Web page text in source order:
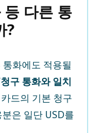
등 다른 통
?
화에도 적용될
구 통화와 일치
드의 기본 청구
은 일단 USD를